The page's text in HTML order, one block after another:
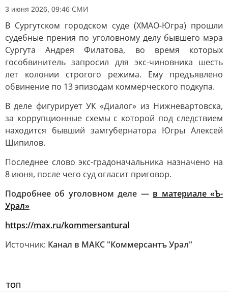
3 июня 2026, 09:46 СМИ
В Сургутском городском суде (ХМАО-Югра) прошли
судебные прения по уголовному делу бывшего мэра
Сургута Андрея Филатова, во время которых
гособвинитель запросил для экс-чиновника шесть
лет колонии строгого режима. Ему предъявлено
обвинение по 13 эпизодам коммерческого подкупа.
В деле фигурирует УК «Диалог» из Нижневартовска,
за коррупционные схемы с которой под следствием
находится бывший замгубернатора Югры Алексей
Шипилов.
Последнее слово экс-градоначальника назначено на
8 июня, после чего суд огласит приговор.
Подробнее об уголовном деле — в материале «Ъ-
Урал»
https://max.ru/kommersantural
Источник: Канал в МАКС "Коммерсантъ Урал"
ТОП